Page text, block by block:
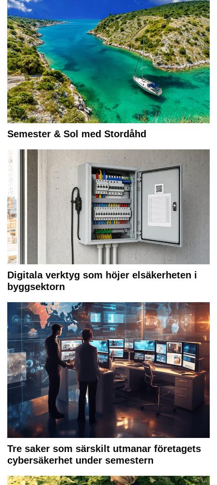
Semester & Sol med Stordåhd
Digitala verktyg som höjer elsäkerheten i
byggsektorn
Tre saker som särskilt utmanar företagets
cybersäkerhet under semestern